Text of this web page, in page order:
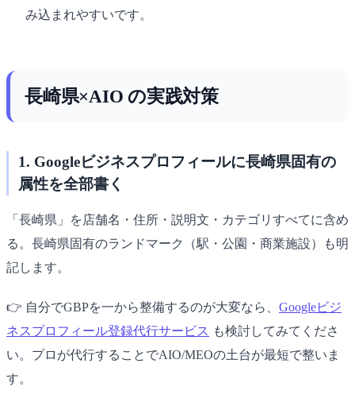
み込まれやすいです。
長崎県×AIO の実践対策
1. Googleビジネスプロフィールに長崎県固有の
属性を全部書く
「長崎県」を店舗名・住所・説明文・カテゴリすべてに含め
る。長崎県固有のランドマーク（駅・公園・商業施設）も明
記します。
👉 自分でGBPを一から整備するのが大変なら、 Googleビジ
ネスプロフィール登録代行サービス も検討してみてくださ
い。プロが代行することでAIO/MEOの土台が最短で整いま
す。